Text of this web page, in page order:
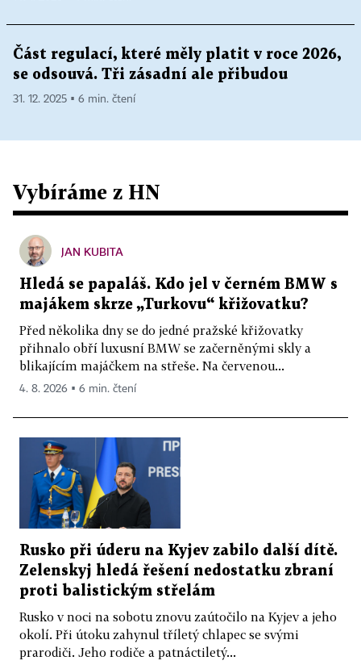
Část regulací, které měly platit v roce 2026,
se odsouvá. Tři zásadní ale přibudou
31. 12. 2025 ▪ 6 min. čtení
Vybíráme z HN
JAN KUBITA
Hledá se papaláš. Kdo jel v černém BMW s
majákem skrze „Turkovu“ křižovatku?
Před několika dny se do jedné pražské křižovatky
přihnalo obří luxusní BMW se začerněnými skly a
blikajícím majáčkem na střeše. Na červenou...
4. 8. 2026 ▪ 6 min. čtení
Rusko při úderu na Kyjev zabilo další dítě.
Zelenskyj hledá řešení nedostatku zbraní
proti balistickým střelám
Rusko v noci na sobotu znovu zaútočilo na Kyjev a jeho
okolí. Při útoku zahynul tříletý chlapec se svými
prarodiči. Jeho rodiče a patnáctiletý...